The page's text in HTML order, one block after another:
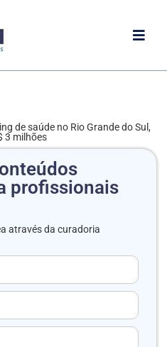
de saúde no Rio Grande do Sul,
3 milhões
profissionais
através da curadoria